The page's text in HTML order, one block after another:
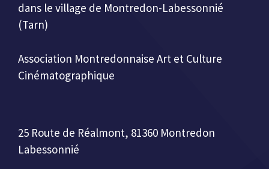
dans le village de Montredon-Labessonnié
(Tarn)
Association Montredonnaise Art et Culture
Cinématographique
25 Route de Réalmont, 81360 Montredon
Labessonnié